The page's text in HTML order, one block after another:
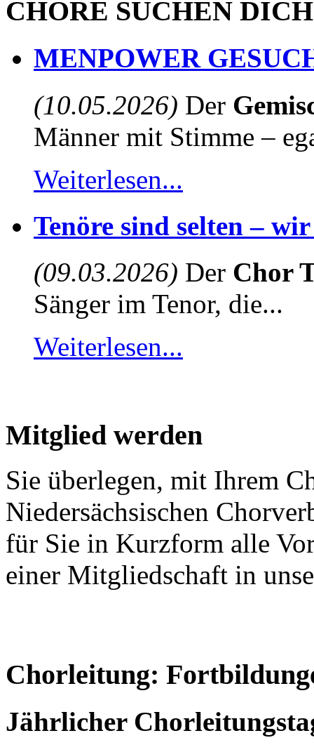
CHÖRE SUCHEN DICH
MENPOWER
(10.05.2026) Der
Männer mit Stimme –
Weiterlesen...
Tenöre sind selten –
(09.03.2026) Der Chor
Sänger im Tenor, die...
Weiterlesen...
Mitglied werden
Sie überlegen, mit Ihrem
Niedersächsischen
für Sie in Kurzform alle
einer Mitgliedschaft in
Chorleitung:
Jährlicher